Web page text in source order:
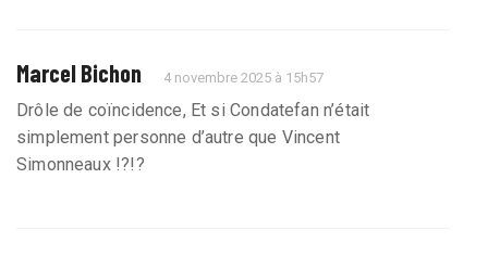
Marcel Bichon 4 novembre 2025 à 15h57
Drôle de coïncidence, Et si Condatefan n’était
simplement personne d’autre que Vincent
Simonneaux !?!?